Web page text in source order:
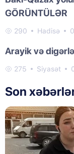
GÖRÜNTÜLƏR
290 Hadisə
Arayik və
275 Siyasət
Son